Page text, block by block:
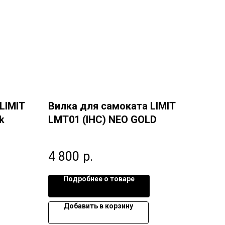
Вилка для самоката LIMIT
LMT01 (IHC) NEO GOLD
4 800 р.
Подробнее о товаре
Добавить в корзину